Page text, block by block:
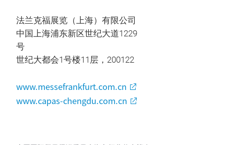
法兰克福展览（上海）有限公司
中国上海浦东新区世纪大道1229
号
世纪大都会1号楼11层，200122
www.messefrankfurt.com.cn
www.capas-chengdu.com.cn